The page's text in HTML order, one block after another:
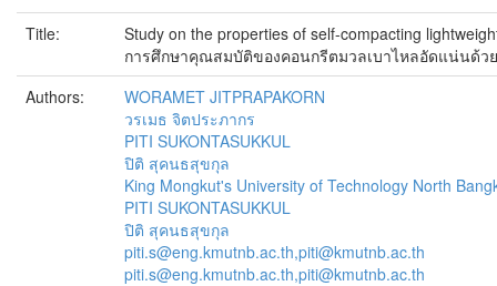
Title:
Study on the properties of self-compacting
การศึกษาคุณสมบัติของคอนกรีตมวลเบาไหลอัดแน่นด้ว
Authors:
WORAMET JITPRAPAKORN
วรเมธ จิตประภากร
PITI SUKONTASUKKUL
ปิติ สุคนธสุขกุล
King Mongkut's University of Technology North
PITI SUKONTASUKKUL
ปิติ สุคนธสุขกุล
piti.s@eng.kmutnb.ac.th,piti@kmutnb.ac.th
piti.s@eng.kmutnb.ac.th,piti@kmutnb.ac.th